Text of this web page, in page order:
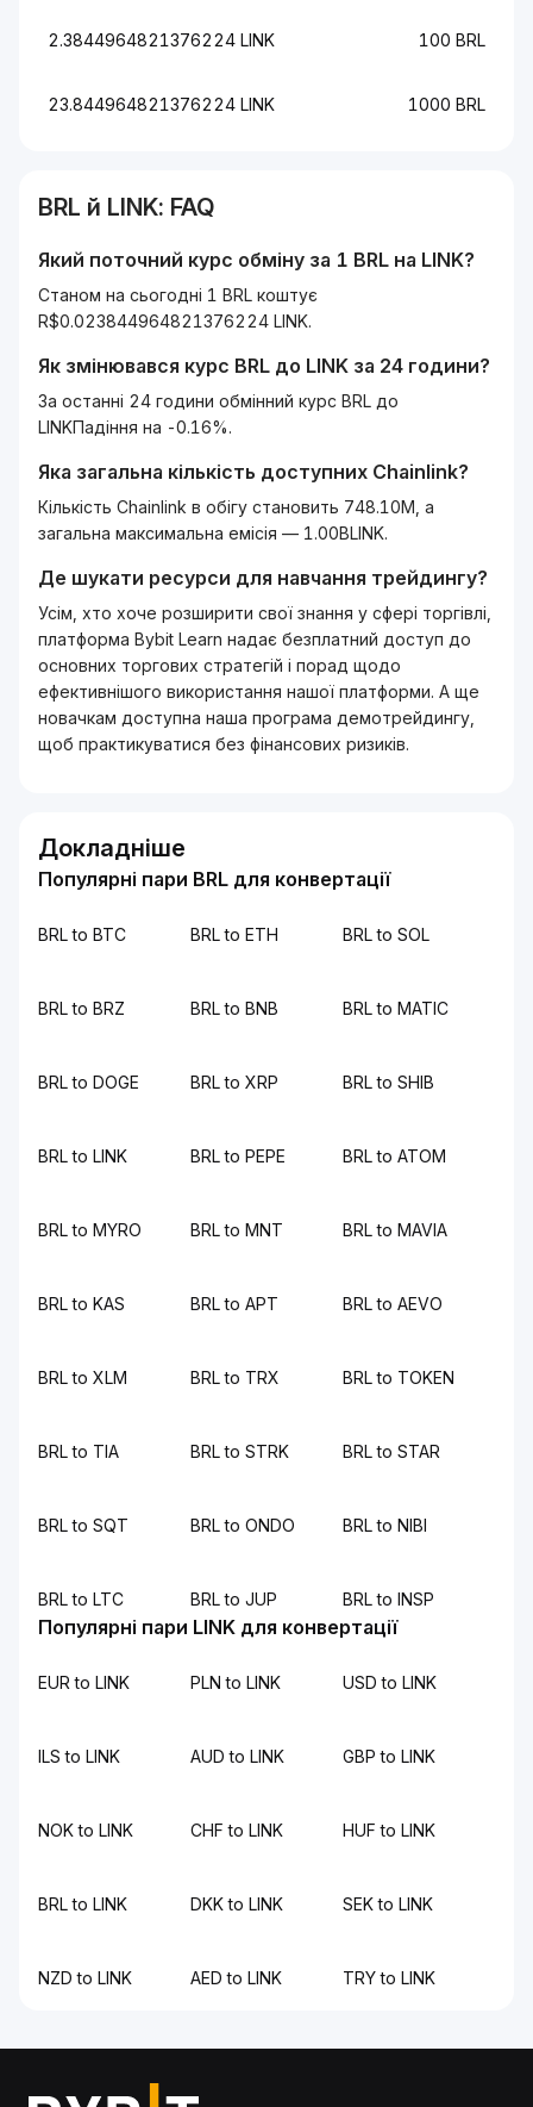
2.3844964821376224 LINK 100 BRL
23.844964821376224 LINK 1000 BRL
BRL й LINK: FAQ
Який поточний курс обміну за 1 BRL на LINK?
Станом на сьогодні 1 BRL коштує
R$0.023844964821376224 LINK.
Як змінювався курс BRL до LINK за 24 години?
За останні 24 години обмінний курс BRL до
LINKПадіння на -0.16%.
Яка загальна кількість доступних Chainlink?
Кількість Chainlink в обігу становить 748.10M, а
загальна максимальна емісія — 1.00BLINK.
Де шукати ресурси для навчання трейдингу?
Усім, хто хоче розширити свої знання у сфері торгівлі,
платформа Bybit Learn надає безплатний доступ до
основних торгових стратегій і порад щодо
ефективнішого використання нашої платформи. А ще
новачкам доступна наша програма демотрейдингу,
щоб практикуватися без фінансових ризиків.
Докладніше
Популярні пари BRL для конвертації
BRL to BTC BRL to ETH BRL to SOL
BRL to BRZ BRL to BNB BRL to MATIC
BRL to DOGE BRL to XRP BRL to SHIB
BRL to LINK BRL to PEPE BRL to ATOM
BRL to MYRO BRL to MNT BRL to MAVIA
BRL to KAS BRL to APT BRL to AEVO
BRL to XLM BRL to TRX BRL to TOKEN
BRL to TIA BRL to STRK BRL to STAR
BRL to SQT BRL to ONDO BRL to NIBI
BRL to LTC BRL to JUP BRL to INSP
Популярні пари LINK для конвертації
EUR to LINK PLN to LINK USD to LINK
ILS to LINK AUD to LINK GBP to LINK
NOK to LINK CHF to LINK HUF to LINK
BRL to LINK DKK to LINK SEK to LINK
NZD to LINK AED to LINK TRY to LINK